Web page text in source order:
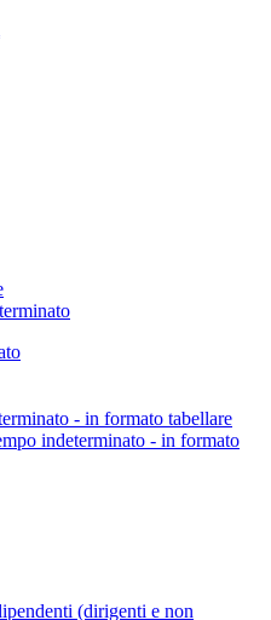
- in formato tabellare
indeterminato - in formato
(dirigenti e non